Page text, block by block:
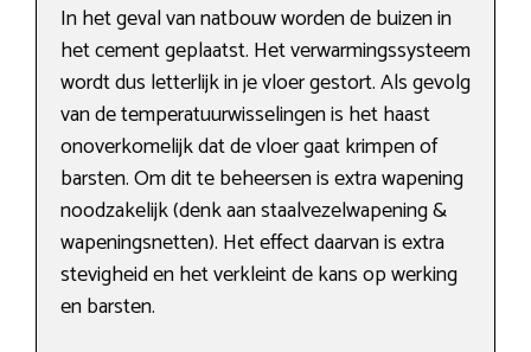
In het geval van natbouw worden de buizen in
het cement geplaatst. Het verwarmingssysteem
wordt dus letterlijk in je vloer gestort. Als gevolg
van de temperatuurwisselingen is het haast
onoverkomelijk dat de vloer gaat krimpen of
barsten. Om dit te beheersen is extra wapening
noodzakelijk (denk aan staalvezelwapening &
wapeningsnetten). Het effect daarvan is extra
stevigheid en het verkleint de kans op werking
en barsten.